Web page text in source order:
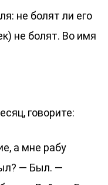
не болят ли его
не болят. Во имя
говорите:
а мне рабу
— Был. —